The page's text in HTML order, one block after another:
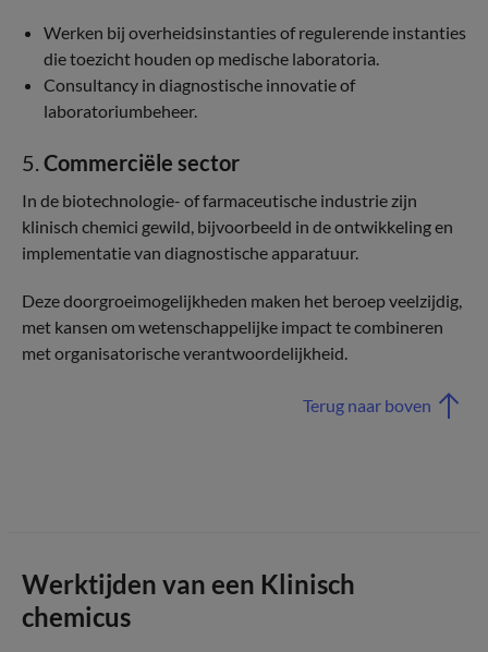
Werken bij overheidsinstanties of regulerende instanties
die toezicht houden op medische laboratoria.
Consultancy in diagnostische innovatie of
laboratoriumbeheer.
5.Commerciële sector
In de biotechnologie- of farmaceutische industrie zijn
klinisch chemici gewild, bijvoorbeeld in de ontwikkeling en
implementatie van diagnostische apparatuur.
Deze doorgroeimogelijkheden maken het beroep veelzijdig,
met kansen om wetenschappelijke impact te combineren
met organisatorische verantwoordelijkheid.
Terug naar boven
Werktijden van een Klinisch
chemicus